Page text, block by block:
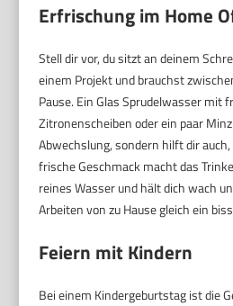
Erfrischung im Home
Stell dir vor, du sitzt an deinem
einem Projekt und brauchst
Pause. Ein Glas Sprudelwasser mit
Zitronenscheiben oder ein paar
Abwechslung, sondern hilft dir
frische Geschmack macht das
reines Wasser und hält dich wach
Arbeiten von zu Hause gleich ein
Feiern mit Kindern
Bei einem Kindergeburtstag ist die